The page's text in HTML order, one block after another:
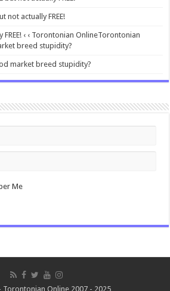
not actually FREE!
FREE! ‹ ‹ Torontonian OnlineTorontonian
breed stupidity?
market breed stupidity?
Me
Online 2007 - 2025